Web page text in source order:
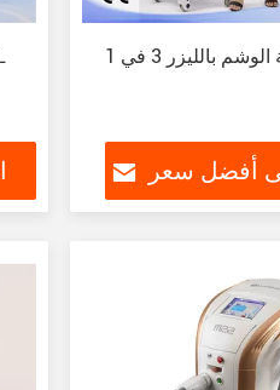
أفضل سعر